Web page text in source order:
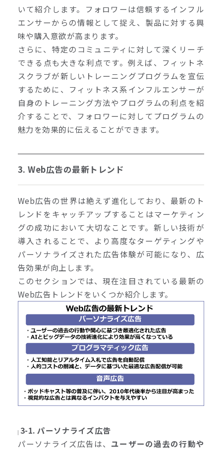
いて紹介します。フォロワーは信頼するインフル
エンサーからの情報として捉え、製品に対する興
味や購入意欲が高まります。
さらに、特定のコミュニティに対して深くリーチ
できる点も大きな利点です。例えば、フィットネ
スクラブが新しいトレーニングプログラムを宣伝
するために、フィットネス系インフルエンサーが
自身のトレーニング方法やプログラムの利点を紹
介することで、フォロワーに対してプログラムの
魅力を効果的に伝えることができます。
3. Web広告の最新トレンド
Web広告の世界は絶えず進化しており、最新のト
レンドをキャッチアップすることはマーケティン
グの成功において大切なことです。新しい技術が
導入されることで、より高度なターゲティングや
パーソナライズされた広告体験が可能になり、広
告効果が向上します。
このセクションでは、現在注目されている最新の
Web広告トレンドをいくつか紹介します。
3-1. パーソナライズ広告
パーソナライズ広告は、 ユーザーの過去の行動や